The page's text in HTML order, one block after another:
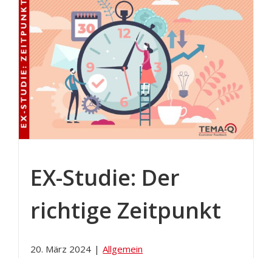
EX-Studie: Der
richtige Zeitpunkt
20. März 2024 | Allgemein